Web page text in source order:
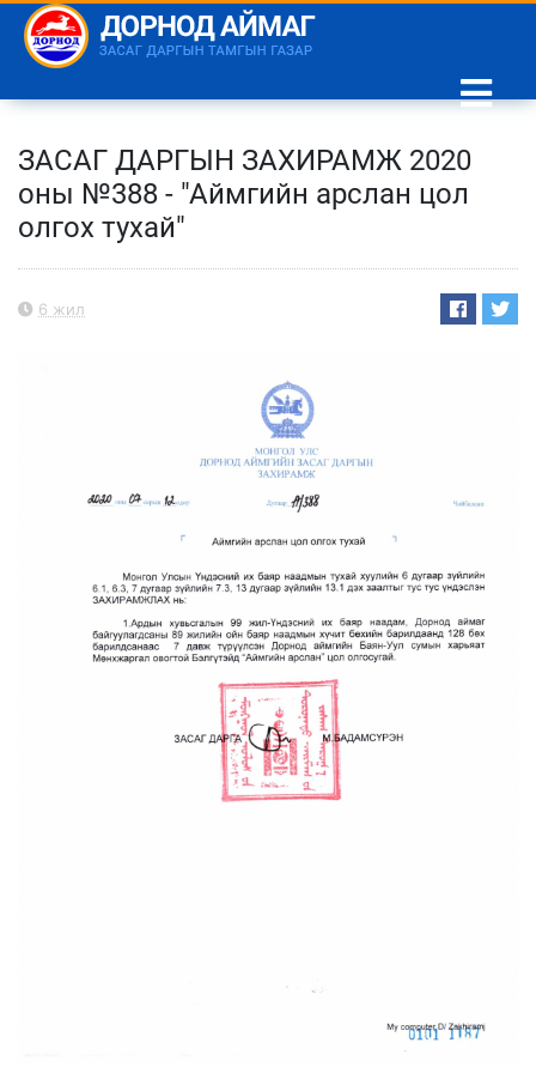
ЗАСАГ ДАРГЫН ЗАХИРАМЖ 2020
оны №388 - "Аймгийн арслан цол
олгох тухай"
6 жил